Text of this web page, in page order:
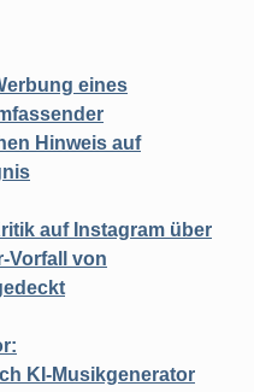
eines
Hinweis auf
auf Instagram über
Vorfall von
KI-Musikgenerator